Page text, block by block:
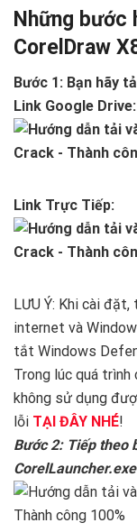
Những bước
CorelDraw
Bước 1: Bạn hãy
Link Google Drive:
Link Trực Tiếp:
LƯU Ý: Khi cài
internet và
tắt Windows
Trong lúc quá
không sử dụng
lỗi TẠI ĐÂY NHÉ!
Bước 2: Tiếp theo
CorelLauncher.exe